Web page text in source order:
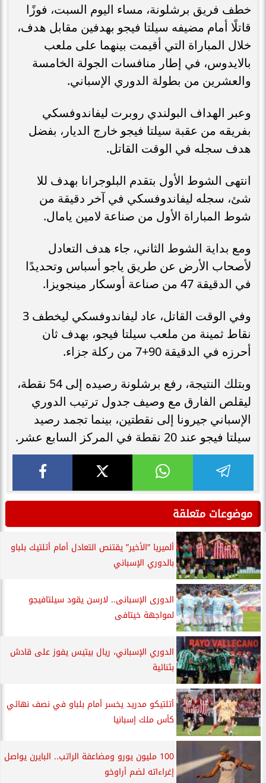
خطف فريق برشلونة، مساء اليوم السبت، فوزًا
قاتلًا أمام مضيفه سيلتا فيجو بهدفين مقابل هدف،
خلال المباراة التي أقيمت بينهما على ملعب
بالايدوس، في إطار منافسات الجولة الخامسة
والعشرين من بطولة الدوري الإسباني.
وعبر الهداف البولندي روبرت ليفاندوفسكي
بفريقه من عقبة سيلتا فيجو خارج الديار، بفضل
هدف سجله في الوقت القاتل.
انتهى الشوط الأول بتقدم البلوجرانا بهدف للا
شئ، سجله ليفاندوفسكي في آخر دقيقة من
شوط المباراة الأول من صناعة لامين يامال.
ومع بداية الشوط الثاني، جاء هدف التعادل
لأصحاب الأرض عن طريق ياجو أسباس وتحديدًا
في الدقيقة 47 من صناعة أوسكار مينجويزا.
وفي الوقت القاتل، عاد ليفاندوفسكي ليخطف 3
نقاط ثمينة من ملعب سيلتا فيجو، بهدف ثان
أحرزه في الدقيقة 90+7 من ركلة جزاء.
وبتلك النتيجة، رفع برشلونة رصيده إلى 54 نقطة،
ليقلص الفارق مع وصيف جدول ترتيب الدوري
الإسباني جيرونا إلى نقطتين، بينما تجمد رصيد
سيلتا فيجو عند 20 نقطة في المركز السابع عشر.
موضوعات متعلقة
ألميريا ”الأخير” يقتنص التعادل أمام أتلتيك بلباو
بالدوري الإسباني
الدورى الإسبانى.. لارسن يقود سيلتافيجو
لمواجهة خيتافى
الدوري الإسباني، ريال بيتيس يفوز على قادش
بثنائية
أتلتيكو مدريد يخسر أمام بلباو في نصف نهائي
كأس ملك إسبانيا
100 مليون يورو ومضاعفة الراتب.. البايرن يواصل
إغراءاته لضم أراوخو